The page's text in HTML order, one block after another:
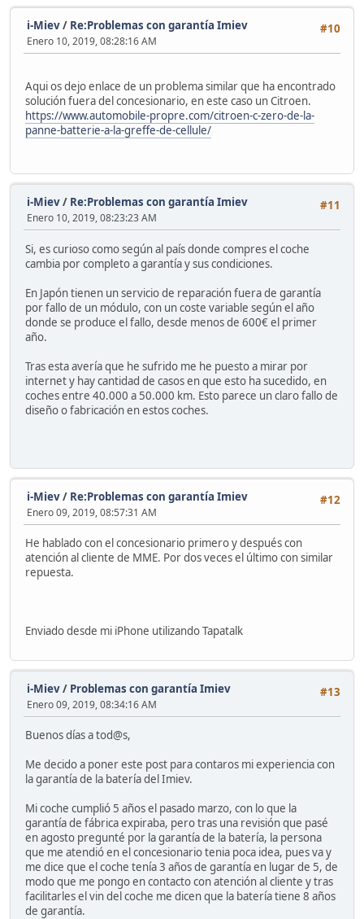
#10
i-Miev/ Re:Problemas con garantía Imiev
Enero 10, 2019, 08:28:16 AM
Aqui os dejo enlace de un problema similar que ha encontrado
solución fuera del concesionario, en este caso un Citroen.
https://www.automobile-propre.com/citroen-c-zero-de-la-
panne-batterie-a-la-greffe-de-cellule/
#11
i-Miev/ Re:Problemas con garantía Imiev
Enero 10, 2019, 08:23:23 AM
Si, es curioso como según al país donde compres el coche
cambia por completo a garantía y sus condiciones.
En Japón tienen un servicio de reparación fuera de garantía
por fallo de un módulo, con un coste variable según el año
donde se produce el fallo, desde menos de 600€ el primer
año.
Tras esta avería que he sufrido me he puesto a mirar por
internet y hay cantidad de casos en que esto ha sucedido, en
coches entre 40.000 a 50.000 km. Esto parece un claro fallo de
diseño o fabricación en estos coches.
#12
i-Miev/ Re:Problemas con garantía Imiev
Enero 09, 2019, 08:57:31 AM
He hablado con el concesionario primero y después con
atención al cliente de MME. Por dos veces el último con similar
repuesta.
Enviado desde mi iPhone utilizando Tapatalk
#13
i-Miev/ Problemas con garantía Imiev
Enero 09, 2019, 08:34:16 AM
Buenos días a tod@s,
Me decido a poner este post para contaros mi experiencia con
la garantía de la batería del Imiev.
Mi coche cumplió 5 años el pasado marzo, con lo que la
garantía de fábrica expiraba, pero tras una revisión que pasé
en agosto pregunté por la garantía de la batería, la persona
que me atendió en el concesionario tenia poca idea, pues va y
me dice que el coche tenía 3 años de garantía en lugar de 5, de
modo que me pongo en contacto con atención al cliente y tras
facilitarles el vin del coche me dicen que la batería tiene 8 años
de garantía.